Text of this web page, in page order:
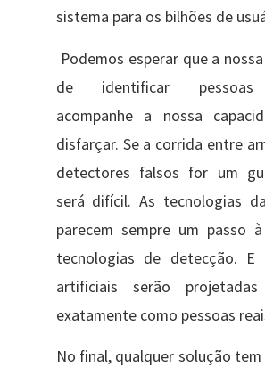
sistema para os bilhões de
Podemos esperar que a
de identificar pessoas
acompanhe a nossa
disfarçar. Se a corrida entre
detectores falsos for um
será difícil. As tecnologias
parecem sempre um passo
tecnologias de detecção. E
artificiais serão
exatamente como pessoas
No final, qualquer solução tem